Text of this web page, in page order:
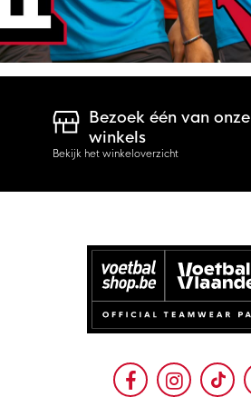
Bezoek één van onze
winkels
Bekijk het winkeloverzicht